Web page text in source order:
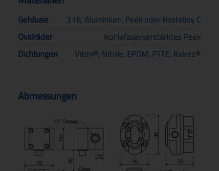
Gehäuse
316, Aluminium, Peek oder Hastelloy C
Ovalräder
Kohlefaserverstärktes Peek
Dichtungen
Viton®, Nitrile, EPDM, PTFE, Kalrez®
Abmessungen